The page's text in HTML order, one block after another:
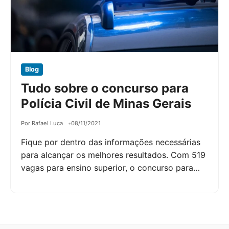
Blog
Tudo sobre o concurso para
Polícia Civil de Minas Gerais
Por Rafael Luca 08/11/2021
Fique por dentro das informações necessárias
para alcançar os melhores resultados. Com 519
vagas para ensino superior, o concurso para…